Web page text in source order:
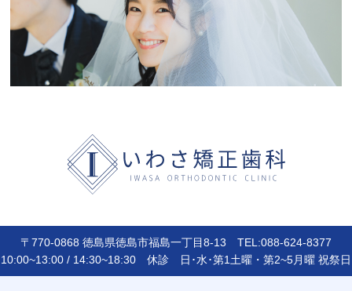
〒770-0868 徳島県徳島市福島一丁目8-13 TEL:088-624-8377
10:00~13:00 / 14:30~18:30 休診 日･水･第1土曜・第2~5月曜 祝祭日